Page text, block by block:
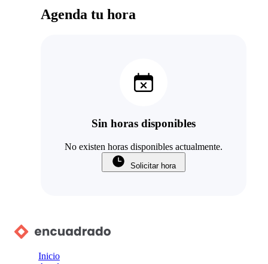
Agenda tu hora
Sin horas disponibles
No existen horas disponibles actualmente.
Solicitar hora
Inicio